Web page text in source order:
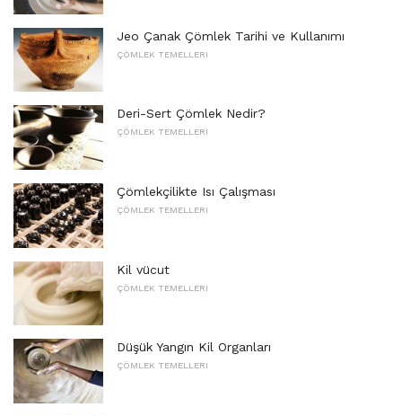
Jeo Çanak Çömlek Tarihi ve Kullanımı
ÇÖMLEK TEMELLERI
Deri-Sert Çömlek Nedir?
ÇÖMLEK TEMELLERI
Çömlekçilikte Isı Çalışması
ÇÖMLEK TEMELLERI
Kil vücut
ÇÖMLEK TEMELLERI
Düşük Yangın Kil Organları
ÇÖMLEK TEMELLERI